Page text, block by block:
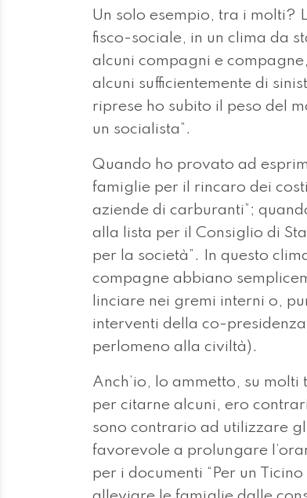
Un solo esempio, tra i molti?
fisco-sociale, in un clima da
alcuni compagni e
alcuni sufficientemente di
riprese ho subito il peso del
un socialista”.
Quando ho provato ad
famiglie per il rincaro dei
aziende di carburanti”;
alla lista per il Consiglio di
per la società”. In questo
compagne abbiano
linciare nei gremi interni o,
interventi della co-
perlomeno alla civiltà).
Anch’io, lo ammetto, su
per citarne alcuni, ero
sono contrario ad utilizzare
favorevole a prolungare
per i documenti “Per un